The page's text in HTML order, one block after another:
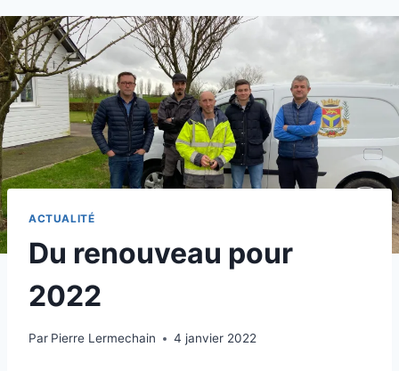
ACTUALITÉ
Du renouveau pour
2022
Par Pierre Lermechain 4 janvier 2022